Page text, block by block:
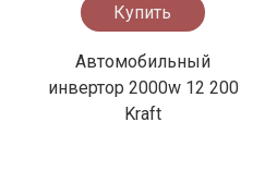
Купить
Автомобильный
инвертор 2000w 12 200
Kraft